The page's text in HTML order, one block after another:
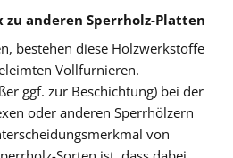
anderen Sperrholz-Platten
bestehen diese Holzwerkstoffe
Vollfurnieren.
ggf. zur Beschichtung) bei der
oder anderen Sperrhölzern
von